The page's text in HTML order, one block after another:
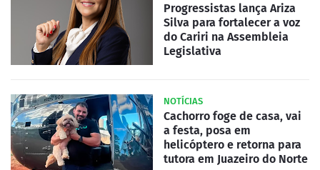
Progressistas lança Ariza
Silva para fortalecer a voz
do Cariri na Assembleia
Legislativa
NOTÍCIAS
Cachorro foge de casa, vai
a festa, posa em
helicóptero e retorna para
tutora em Juazeiro do Norte